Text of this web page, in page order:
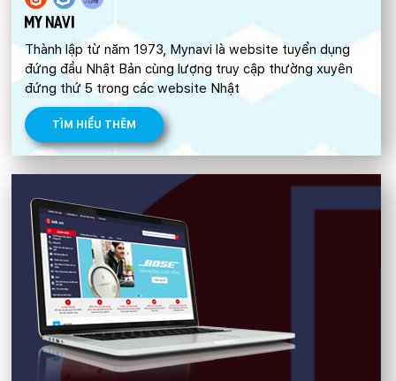
MY NAVI
Thành lập từ năm 1973, Mynavi là website tuyển dụng
đứng đầu Nhật Bản cùng lượng truy cập thường xuyên
đứng thứ 5 trong các website Nhật
TÌM HIỂU THÊM
Quý khách vui lòng đăng nhập vào hệ thống
quản lý dự án để theo dõi tiến độ.